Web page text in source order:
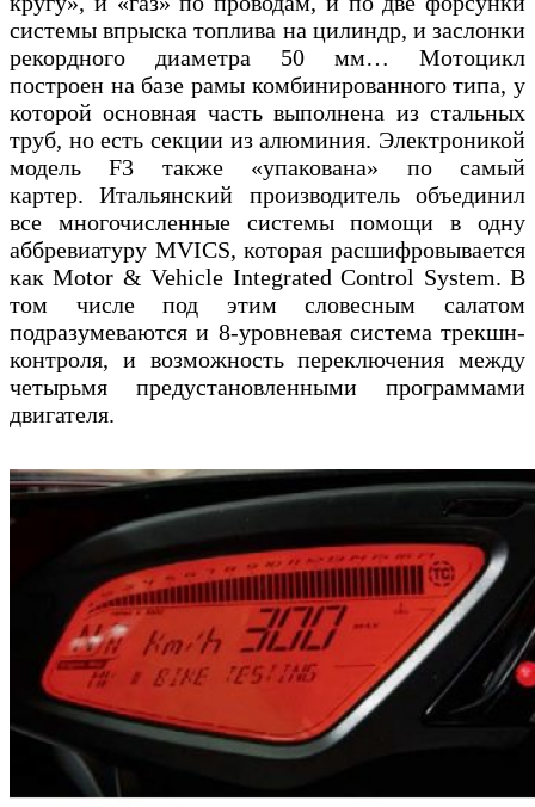
системы впрыска топлива на цилиндр, и заслонки
рекордного диаметра 50 мм… Мотоцикл
построен на базе рамы комбинированного типа, у
которой основная часть выполнена из стальных
труб, но есть секции из алюминия. Электроникой
модель F3 также «упакована» по самый
картер. Итальянский производитель объединил
все многочисленные системы помощи в одну
аббревиатуру MVICS, которая расшифровывается
как Motor & Vehicle Integrated Control System. В
том числе под этим словесным салатом
подразумеваются и 8-уровневая система трекшн-
контроля, и возможность переключения между
четырьмя предустановленными программами
двигателя.